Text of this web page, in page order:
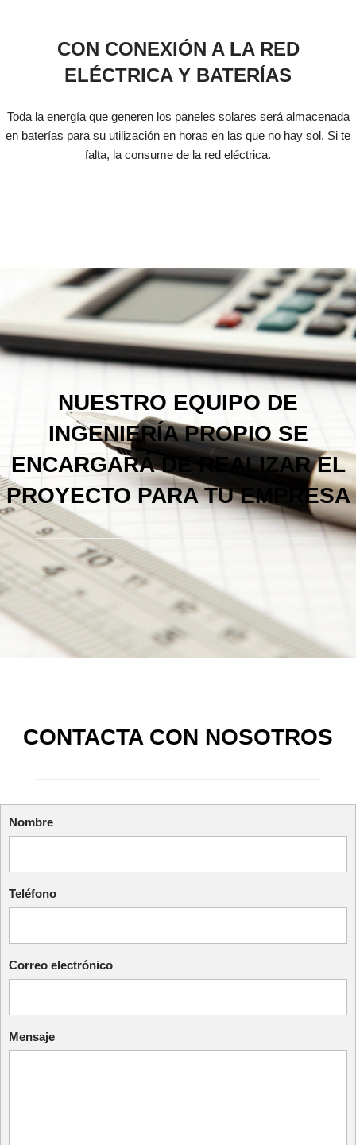
CON CONEXIÓN A LA RED
ELÉCTRICA Y BATERÍAS
Toda la energía que generen los paneles solares será almacenada
en baterías para su utilización en horas en las que no hay sol. Si te
falta, la consume de la red eléctrica.
NUESTRO EQUIPO DE
INGENIERÍA PROPIO SE
ENCARGARÁ DE REALIZAR EL
PROYECTO PARA TU EMPRESA
CONTACTA CON NOSOTROS
Nombre
Teléfono
Correo electrónico
Mensaje